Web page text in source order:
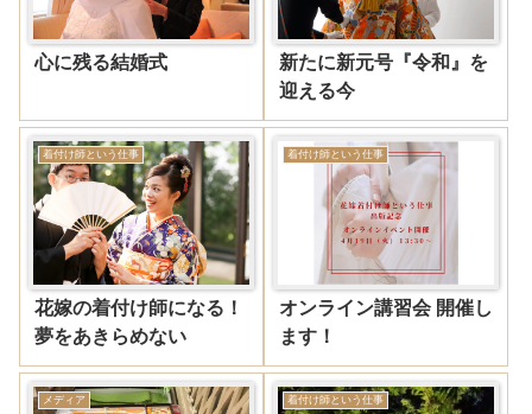
心に残る結婚式
新たに新元号『令和』を
迎える今
着付け師という仕事
花嫁の着付け師になる！
夢をあきらめない
着付け師という仕事
オンライン講習会 開催し
ます！
メディア 着付け師という仕事